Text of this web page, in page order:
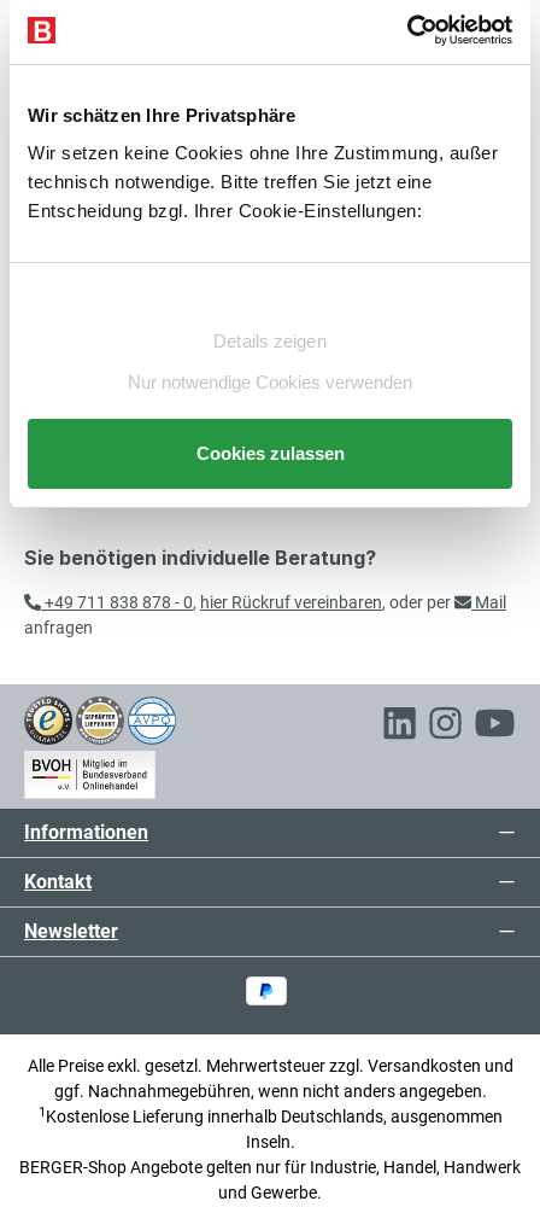
Wir schätzen Ihre Privatsphäre
Wir setzen keine Cookies ohne Ihre Zustimmung, außer
technisch notwendige. Bitte treffen Sie jetzt eine
Entscheidung bzgl. Ihrer Cookie-Einstellungen:
Details zeigen
Nur notwendige Cookies verwenden
Cookies zulassen
Kostenloser Versand
Lageraufkleber, Regalkennzeichnung
68,00 €*
exkl. 12,92 € MwSt.
80,92 € inkl. MwSt.
Lageraufkleber, Regalkennzeichnung
94,01 € inkl. MwSt.
Lageraufkleber, Regalkennzeichnung
60,00 €*
exkl. 11,40 € MwSt.
Lageraufkleber, Regalkennzeichnung
79,00 €*
exkl. 15,01 € MwSt.
Produkt Anzahl: Gib den gewünschten
PK In den Warenkorb
Artikelnummer:E861232-BS
Sie benötigen individuelle Beratung?
+49 711 838 878 - 0, hier Rückruf vereinbaren, oder per
Mail
anfragen
Informationen
Kontakt
Newsletter
Alle Preise exkl. gesetzl. Mehrwertsteuer zzgl. Versandkosten und
ggf. Nachnahmegebühren, wenn nicht anders angegeben.
1 Kostenlose Lieferung innerhalb Deutschlands, ausgenommen
Inseln.
BERGER-Shop Angebote gelten nur für Industrie, Handel, Handwerk
und Gewerbe.